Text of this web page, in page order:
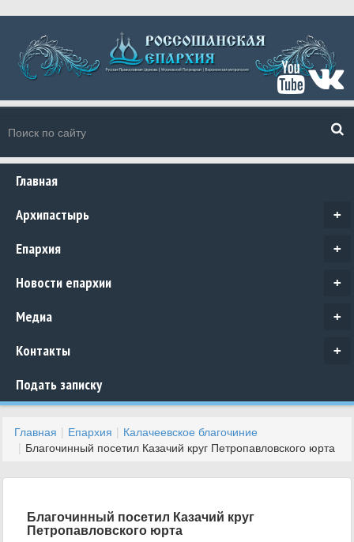
Главная
+
Архипастырь
+
Епархия
+
Новости епархии
+
Медиа
+
Контакты
Подать записку
Главная Епархия
Калачеевское благочиние
Благочинный посетил Казачий круг Петропавловского юрта
Благочинный посетил Казачий круг
Петропавловского юрта